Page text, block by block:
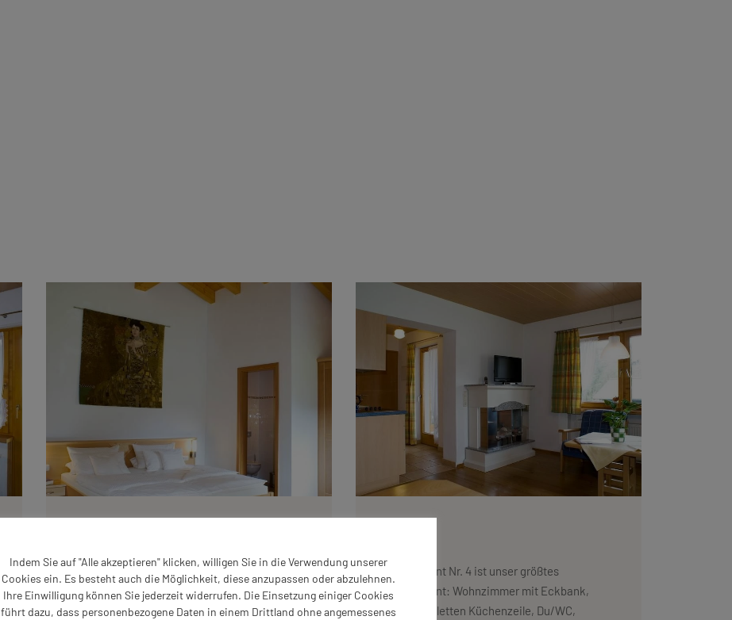
Appartement Nr. 2 ist unser Appartement auf
zwei Etagen. Sie betreten die Wohnung und
sehen sofort eine gemütliche Sitzecke.
Appartement Nr. 4 ist unser größtes
Appartement: Wohnzimmer mit Eckbank,
einer kompletten Küchenzeile, Du/WC,
Indem Sie auf "Alle akzeptieren" klicken, willigen Sie in die Verwendung unserer
Cookies ein. Es besteht auch die Möglichkeit, diese anzupassen oder abzulehnen.
Ihre Einwilligung können Sie jederzeit widerrufen. Die Einsetzung einiger Cookies
führt dazu, dass personenbezogene Daten in einem Drittland ohne angemessenes